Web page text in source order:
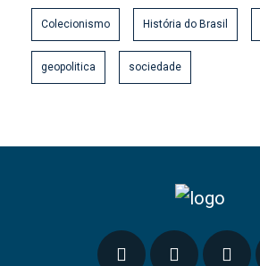
Colecionismo História do Brasil
geopolitica sociedade